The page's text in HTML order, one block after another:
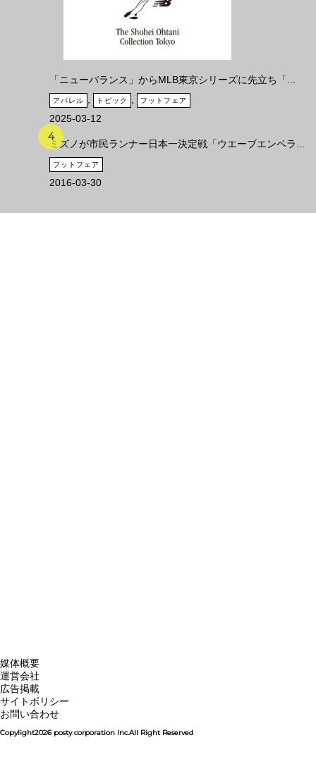
「ニューバランス」からMLB東京シリーズに先立ち「...
アパレル トピック フットフェア
2025-03-12
ミズノが市民ランナー日本一決定戦「ウエーブエンペラ...
フットフェア
2016-03-30
媒体概要
運営会社
広告掲載
サイトポリシー
お問い合わせ
Copylight2026 posty corporation Inc.All Right Reserved